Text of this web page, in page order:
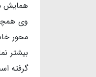
همایش
وی
محور
بیشتر
گرفته